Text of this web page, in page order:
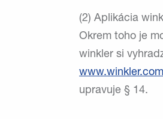
(2) Aplikácia
Okrem toho je
winkler si
upravuje § 14.